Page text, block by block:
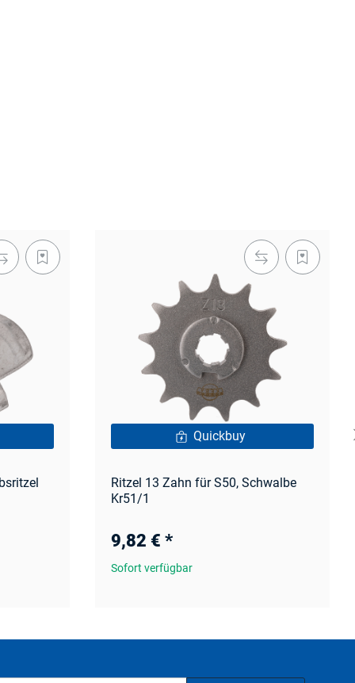
Quickbuy
Ritzel 13 Zahn für S50, Schwalbe
Kr51/1
9,82 € *
Sofort verfügbar